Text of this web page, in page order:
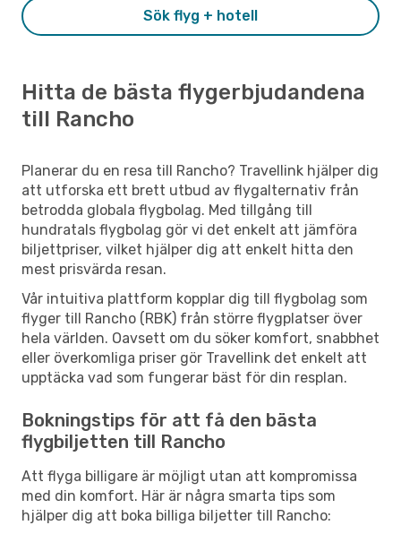
Sök flyg + hotell
Hitta de bästa flygerbjudandena
till Rancho
Planerar du en resa till Rancho? Travellink hjälper dig
att utforska ett brett utbud av flygalternativ från
betrodda globala flygbolag. Med tillgång till
hundratals flygbolag gör vi det enkelt att jämföra
biljettpriser, vilket hjälper dig att enkelt hitta den
mest prisvärda resan.
Vår intuitiva plattform kopplar dig till flygbolag som
flyger till Rancho (RBK) från större flygplatser över
hela världen. Oavsett om du söker komfort, snabbhet
eller överkomliga priser gör Travellink det enkelt att
upptäcka vad som fungerar bäst för din resplan.
Bokningstips för att få den bästa
flygbiljetten till Rancho
Att flyga billigare är möjligt utan att kompromissa
med din komfort. Här är några smarta tips som
hjälper dig att boka billiga biljetter till Rancho: